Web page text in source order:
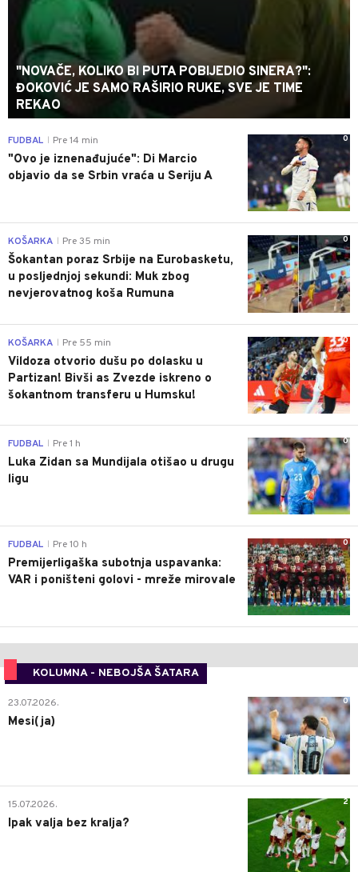
"NOVAČE, KOLIKO BI PUTA POBIJEDIO SINERA?":
ĐOKOVIĆ JE SAMO RAŠIRIO RUKE, SVE JE TIME
REKAO
0
FUDBAL Pre 14 min
"Ovo je iznenađujuće": Di Marcio
objavio da se Srbin vraća u Seriju A
0
KOŠARKA Pre 35 min
Šokantan poraz Srbije na Eurobasketu,
u posljednjoj sekundi: Muk zbog
nevjerovatnog koša Rumuna
0
KOŠARKA Pre 55 min
Vildoza otvorio dušu po dolasku u
Partizan! Bivši as Zvezde iskreno o
šokantnom transferu u Humsku!
0
FUDBAL Pre 1 h
Luka Zidan sa Mundijala otišao u drugu
ligu
0
FUDBAL Pre 10 h
Premijerligaška subotnja uspavanka:
VAR i poništeni golovi - mreže mirovale
KOLUMNA - NEBOJŠA ŠATARA
0
23.07.2026.
Mesi(ja)
2
15.07.2026.
Ipak valja bez kralja?